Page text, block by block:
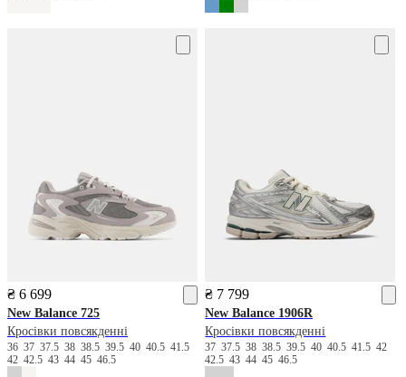
₴ 6 699
New Balance 725
Кросівки повсякденні
36 37 37.5 38 38.5 39.5 40 40.5 41.5
42 42.5 43 44 45 46.5
₴ 7 799
New Balance 1906R
Кросівки повсякденні
3737.53838.539.54040.541.542
42.543444546.5